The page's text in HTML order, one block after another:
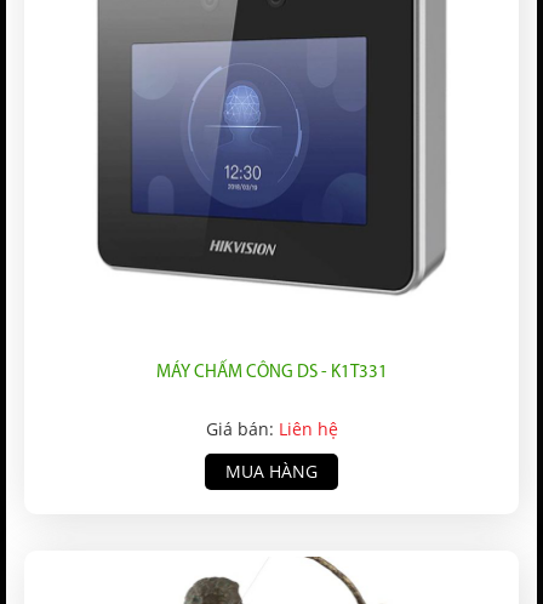
MÁY CHẤM CÔNG DS - K1T331
Giá bán: Liên hệ
MUA HÀNG